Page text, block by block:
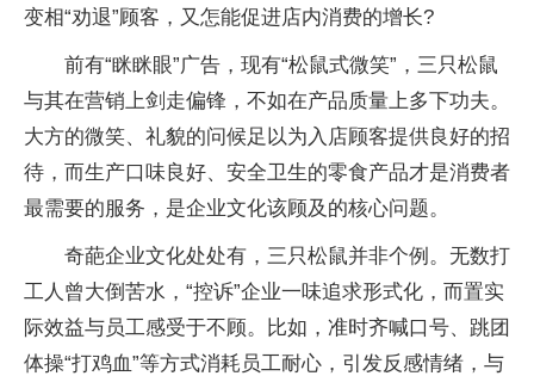
变相“劝退”顾客，又怎能促进店内消费的增长?
前有“眯眯眼”广告，现有“松鼠式微笑”，三只松鼠
与其在营销上剑走偏锋，不如在产品质量上多下功夫。
大方的微笑、礼貌的问候足以为入店顾客提供良好的招
待，而生产口味良好、安全卫生的零食产品才是消费者
最需要的服务，是企业文化该顾及的核心问题。
奇葩企业文化处处有，三只松鼠并非个例。无数打
工人曾大倒苦水，“控诉”企业一味追求形式化，而置实
际效益与员工感受于不顾。比如，准时齐喊口号、跳团
体操“打鸡血”等方式消耗员工耐心，引发反感情绪，与